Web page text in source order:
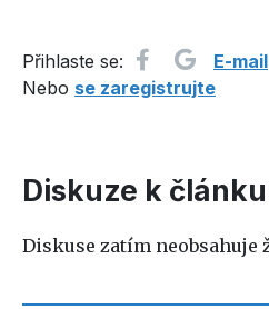
Přihlaste se:
E-mail
Nebo se zaregistrujte
Diskuze k
Diskuse zatím neobsahuje